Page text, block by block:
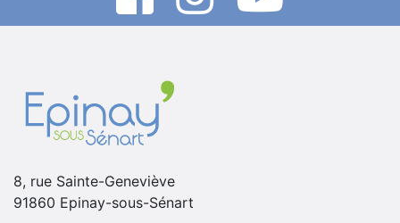
8, rue Sainte-Geneviève
91860 Epinay-sous-Sénart